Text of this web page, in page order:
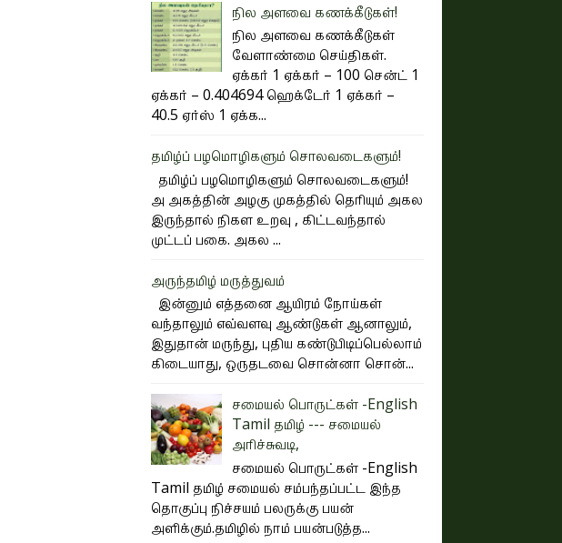
நில அளவை கணக்கீடுகள்!
நில அளவை கணக்கீடுகள்
வேளாண்மை செய்திகள்.
ஏக்கர் 1 ஏக்கர் – 100 சென்ட் 1
ஏக்கர் – 0.404694 ஹெக்டேர் 1 ஏக்கர் –
40.5 ஏர்ஸ் 1 ஏக்க...
தமிழ்ப் பழமொழிகளும் சொலவடைகளும்!
தமிழ்ப் பழமொழிகளும் சொலவடைகளும்!
அ அகத்தின் அழகு முகத்தில் தெரியும் அகல
இருந்தால் நிகள உறவு , கிட்டவந்தால்
முட்டப் பகை. அகல ...
அருந்தமிழ் மருத்துவம்
இன்னும் எத்தனை ஆயிரம் நோய்கள்
வந்தாலும் எவ்வளவு ஆண்டுகள் ஆனாலும்,
இதுதான் மருந்து, புதிய கண்டுபிடிப்பெல்லாம்
கிடையாது, ஒருதடவை சொன்னா சொன்...
சமையல் பொருட்கள் -English
Tamil தமிழ் --- சமையல்
அரிச்சுவடி,
சமையல் பொருட்கள் -English
Tamil தமிழ் சமையல் சம்பந்தப்பட்ட இந்த
தொகுப்பு நிச்சயம் பலருக்கு பயன்
அளிக்கும்.தமிழில் நாம் பயன்படுத்த...